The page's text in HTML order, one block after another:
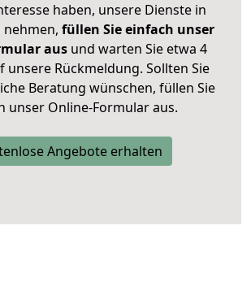
haben, unsere Dienste in
füllen Sie einfach unser
ausund warten Sie etwa 4
unsere Rückmeldung. Sollten Sie
Beratung wünschen, füllen Sie
unser Online-Formular aus.
Angebote erhalten